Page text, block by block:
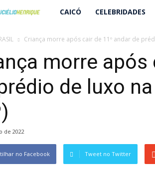
Lucielio
Henrique
CAICÓ CELEBRIDADES
Criança morre após cair de 11º andar de
morre após
de luxo
de 2022
no Facebook Tweet no Twitter